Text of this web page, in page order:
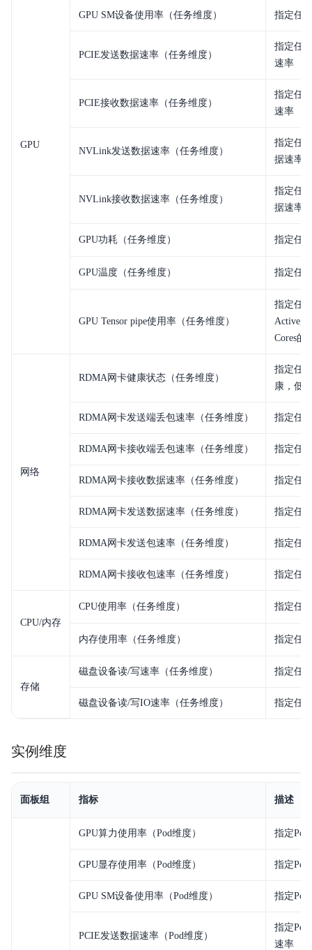
GPU
GPU SM设备使用率（任务维度） 指定任
PCIE发送数据速率（任务维度）
指定任
速率
PCIE接收数据速率（任务维度）
指定任
速率
NVLink发送数据速率（任务维度）
指定任
据速率
NVLink接收数据速率（任务维度）
指定任
据速率
GPU功耗（任务维度） 指定任
GPU温度（任务维度） 指定任
GPU Tensor pipe使用率（任务维度）
指定任
Active的
Cores的
网络
RDMA网卡健康状态（任务维度）
指定任
康，低
RDMA网卡发送端丢包速率（任务维度） 指定任
RDMA网卡接收端丢包速率（任务维度） 指定任
RDMA网卡接收数据速率（任务维度） 指定任
RDMA网卡发送数据速率（任务维度） 指定任
RDMA网卡发送包速率（任务维度） 指定任
RDMA网卡接收包速率（任务维度） 指定任
CPU/内存
CPU使用率（任务维度） 指定任
内存使用率（任务维度） 指定任
存储
磁盘设备读/写速率（任务维度） 指定任
磁盘设备读/写IO速率（任务维度） 指定任
实例维度
面板组 指标 描述
GPU算力使用率（Pod维度） 指定
GPU显存使用率（Pod维度） 指定
GPU SM设备使用率（Pod维度） 指定
PCIE发送数据速率（Pod维度）
指定
速率